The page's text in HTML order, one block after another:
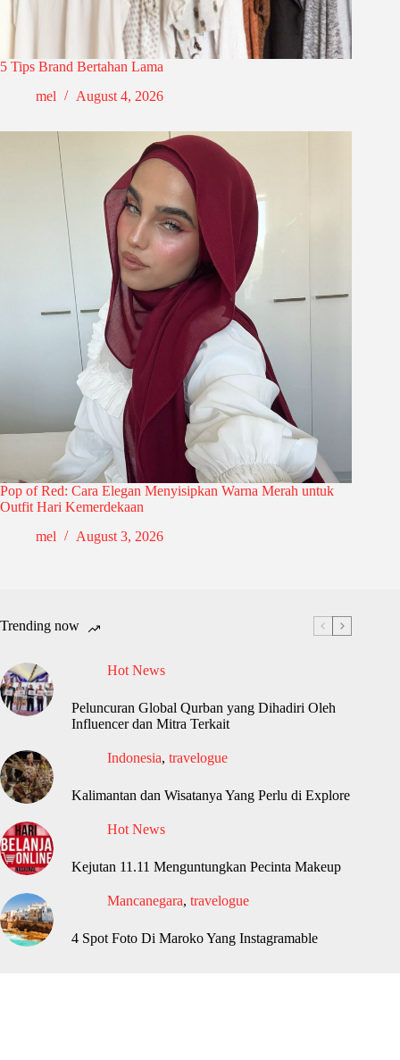
5 Tips Brand Bertahan Lama
mel
August 4, 2026
Pop of Red: Cara Elegan Menyisipkan Warna Merah untuk
Outfit Hari Kemerdekaan
mel
August 3, 2026
Trending now
Hot News
Peluncuran Global Qurban yang Dihadiri Oleh
Influencer dan Mitra Terkait
Indonesia, travelogue
Kalimantan dan Wisatanya Yang Perlu di Explore
Hot News
Kejutan 11.11 Menguntungkan Pecinta Makeup
Mancanegara, travelogue
4 Spot Foto Di Maroko Yang Instagramable